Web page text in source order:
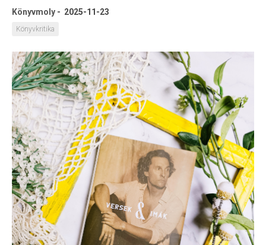
Könyveim
Rólam
Könyvmoly - 2025-11-23
Könyvkritika